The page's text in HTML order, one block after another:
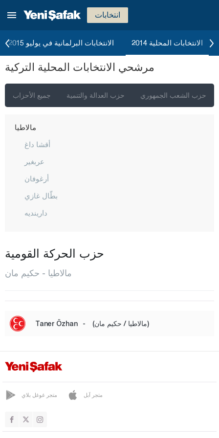
انتخابات
الانتخابات البرلمانية في يوليو 2015 الانتخابات المحلية 2014
مرشحي الانتخابات المحلية التركية
جميع الأحزاب حزب العدالة والتنمية حزب الشعب الجمهوري
كيركالي
قرقلر ايلي
قرشهير
قوجه ايلي
كوتاهيا
مالاطيا
أقشا داغ
عربغير
أرغوفان
بطّال غازي
دارينديه
دوغان يول
حكيم مان
كورولوجاك
بوتورغيه
يشيليورت
مانيسا
موغلا
حزب الحركة القومية
مالاطيا - حكيم مان
Taner Özhan - (مالاطيا / حكيم مان)
متجر غوغل بلاي متجر آبل